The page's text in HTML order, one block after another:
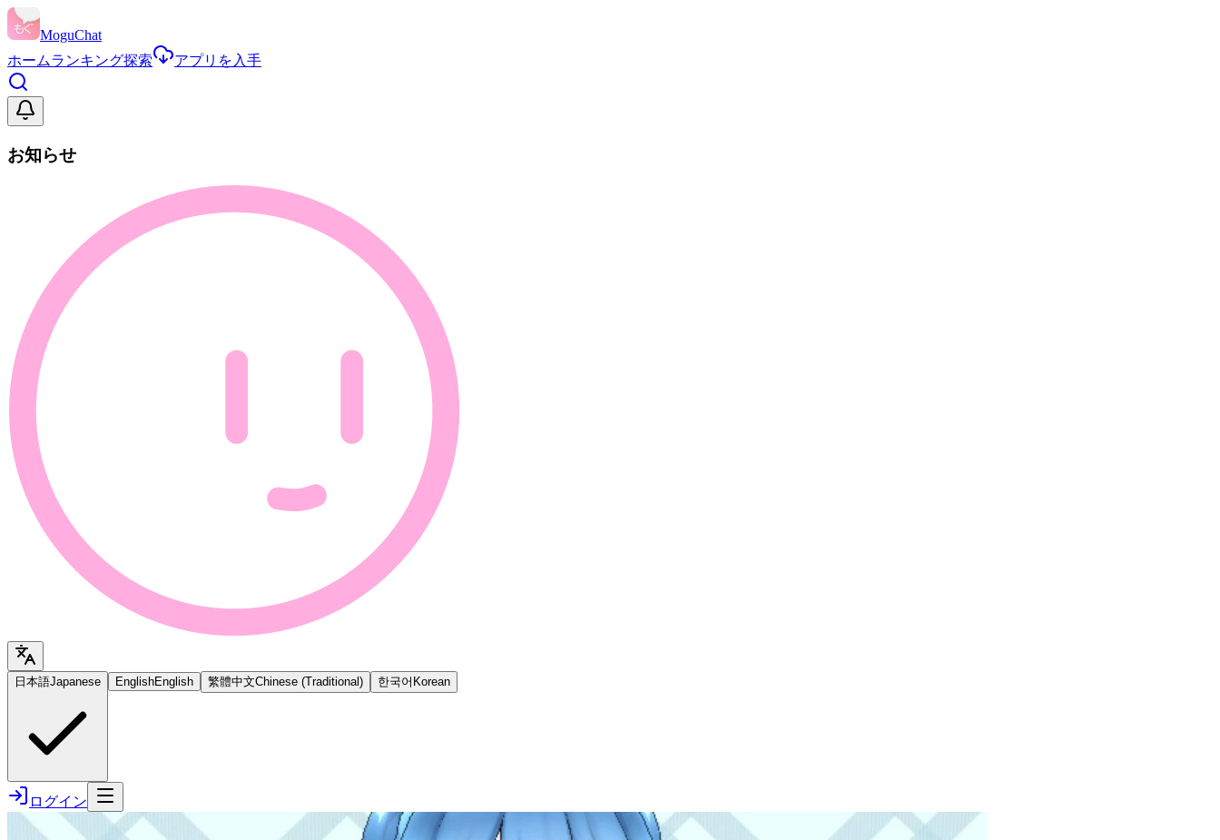
MoguChat
ホームランキング探索 アプリを入手
お知らせ
日本語Japanese EnglishEnglish 繁體中文Chinese (Traditional) 한국어 Korean
ログイン